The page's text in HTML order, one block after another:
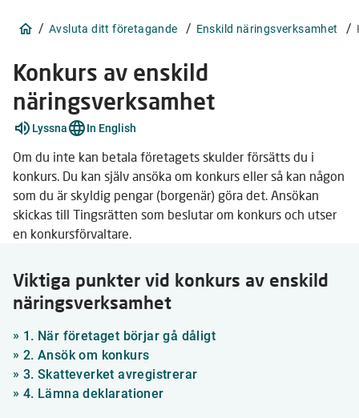
/ Avsluta ditt företagande / Enskild näringsverksamhet /
Konkurs av enskild
näringsverksamhet
Förklara
ord
stycken
Lyssna In English
Om du inte kan betala företagets skulder försätts du i
konkurs. Du kan själv ansöka om konkurs eller så kan någon
som du är skyldig pengar (borgenär) göra det. Ansökan
skickas till Tingsrätten som beslutar om konkurs och utser
en konkursförvaltare.
Viktiga punkter vid konkurs av enskild
näringsverksamhet
» 1. När företaget börjar gå dåligt
» 2. Ansök om konkurs
» 3. Skatteverket avregistrerar
» 4. Lämna deklarationer